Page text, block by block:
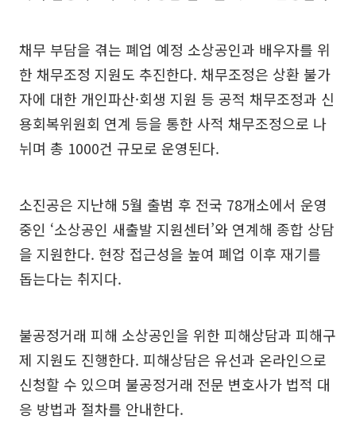
채무 부담을 겪는 폐업 예정 소상공인과 배우자를 위
한 채무조정 지원도 추진한다. 채무조정은 상환 불가
자에 대한 개인파산·회생 지원 등 공적 채무조정과 신
용회복위원회 연계 등을 통한 사적 채무조정으로 나
뉘며 총 1000건 규모로 운영된다.
소진공은 지난해 5월 출범 후 전국 78개소에서 운영
중인 ‘소상공인 새출발 지원센터’와 연계해 종합 상담
을 지원한다. 현장 접근성을 높여 폐업 이후 재기를
돕는다는 취지다.
불공정거래 피해 소상공인을 위한 피해상담과 피해구
제 지원도 진행한다. 피해상담은 유선과 온라인으로
신청할 수 있으며 불공정거래 전문 변호사가 법적 대
응 방법과 절차를 안내한다.